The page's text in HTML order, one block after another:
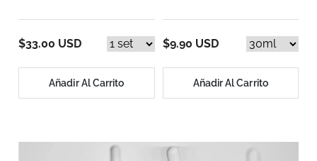
$33.00 USD
Añadir Al Carrito
$9.90 USD
Añadir Al Carrito